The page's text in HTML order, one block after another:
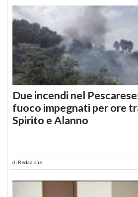
Due incendi nel
fuoco impegnati per ore
Spirito e Alanno
di Redazione